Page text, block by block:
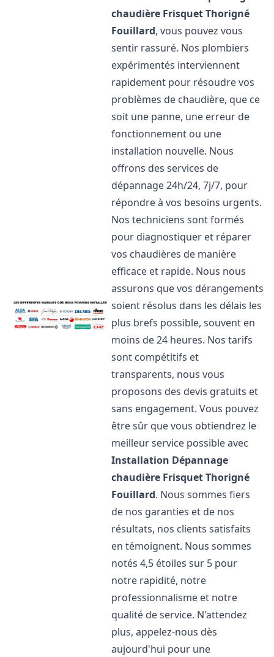
chaudière FrisquetThorigné
Fouillard, vous pouvez vous
sentir rassuré. Nos plombiers
expérimentés interviennent
rapidement pour résoudre vos
problèmes de chaudière, que ce
soit une panne, une erreur de
fonctionnement ou une
installation nouvelle. Nous
offrons des services de
dépannage 24h/24, 7j/7, pour
répondre à vos besoins urgents.
Nos techniciens sont formés
pour diagnostiquer et réparer
vos chaudières de manière
efficace et rapide. Nous nous
assurons que vos dérangements
soient résolus dans les délais les
plus brefs possible, souvent en
moins de 24 heures. Nos tarifs
sont compétitifs et
transparents, nous vous
proposons des devis gratuits et
sans engagement. Vous pouvez
être sûr que vous obtiendrez le
meilleur service possible avec
Installation Dépannage
chaudière FrisquetThorigné
Fouillard. Nous sommes fiers
de nos garanties et de nos
résultats, nos clients satisfaits
en témoignent. Nous sommes
notés 4,5 étoiles sur 5 pour
notre rapidité, notre
professionnalisme et notre
qualité de service. N'attendez
plus, appelez-nous dès
aujourd'hui pour une